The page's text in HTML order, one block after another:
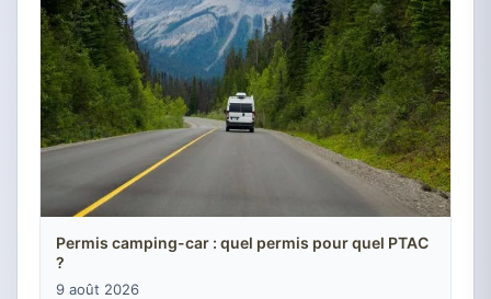
Permis camping-car : quel permis pour quel PTAC
?
9 août 2026